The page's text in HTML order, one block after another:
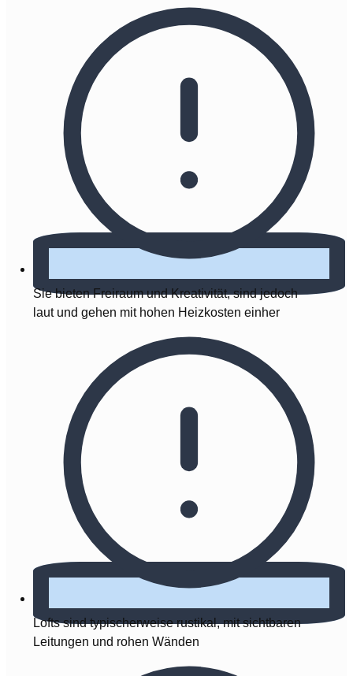
Sie bieten Freiraum und Kreativität, sind jedoch
laut und gehen mit hohen Heizkosten einher
Lofts sind typischerweise rustikal, mit sichtbaren
Leitungen und rohen Wänden